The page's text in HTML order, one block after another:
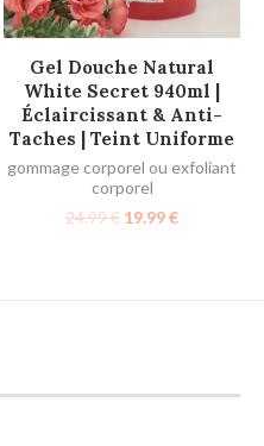
AJOUTER AU PANIER
Gel Douche Natural
White Secret 940ml |
Éclaircissant & Anti-
Taches | Teint Uniforme
gommage corporel ou exfoliant
corporel
24.99€ 19.99€